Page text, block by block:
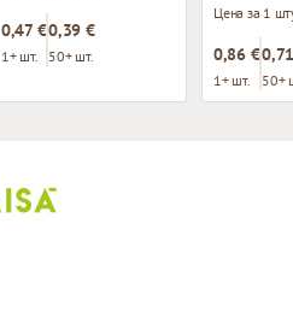
0,47 €
1+ шт.
0,39 €
50+ шт.
Цена за 1
0,86 €
1+ шт. 50+